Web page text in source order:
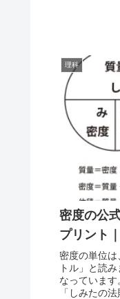
理科
密度の公
プリント
密度の単位
トル」と読
なっていま
「しみたの